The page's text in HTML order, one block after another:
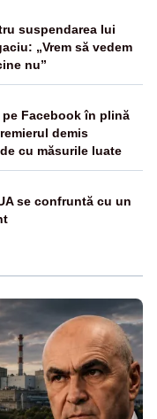
suspendarea lui
„Vrem să vedem
nu”
Facebook în plină
demis
cu măsurile luate
se confruntă cu un